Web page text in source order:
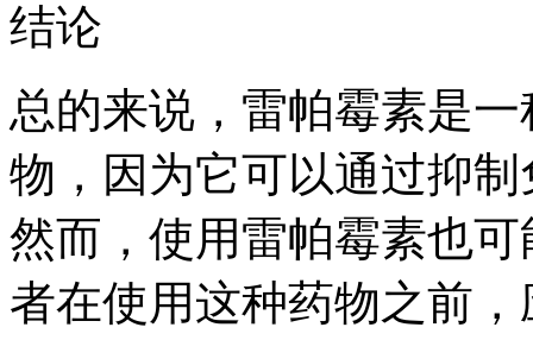
结论
总的来说，雷帕霉素是
物，因为它可以通过抑
然而，使用雷帕霉素也
者在使用这种药物之前